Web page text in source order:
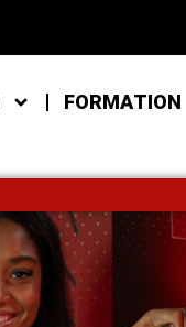
FORMATION